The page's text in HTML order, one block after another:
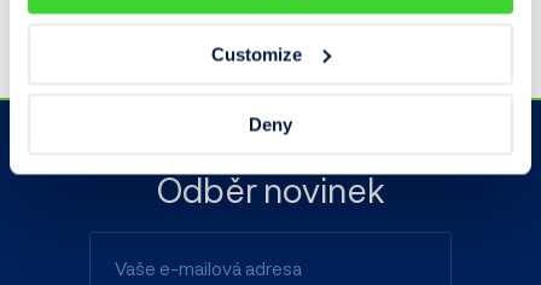
Customize
Deny
Na blog
Odběr novinek